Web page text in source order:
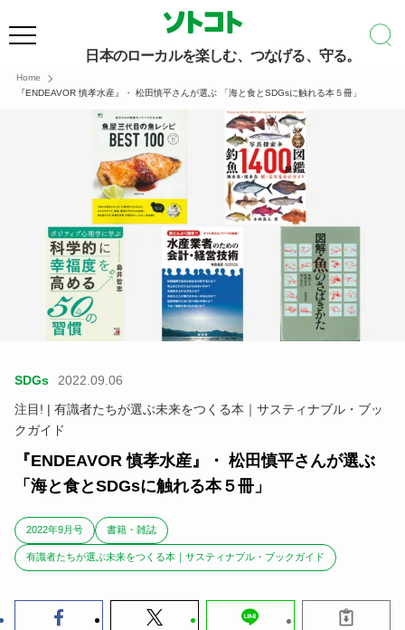
日本のローカルを楽しむ、つなげる、守る。
Home
『ENDEAVOR 慎孝水産』・ 松田慎平さんが選ぶ 「海と食とSDGsに触れる本５冊」
SDGs
2022.09.06
注目! | 有識者たちが選ぶ未来をつくる本｜サスティナブル・ブッ
クガイド
『ENDEAVOR 慎孝水産』・ 松田慎平さんが選ぶ
「海と食とSDGsに触れる本５冊」
2022年9月号 書籍・雑誌
有識者たちが選ぶ未来をつくる本｜サスティナブル・ブックガイド